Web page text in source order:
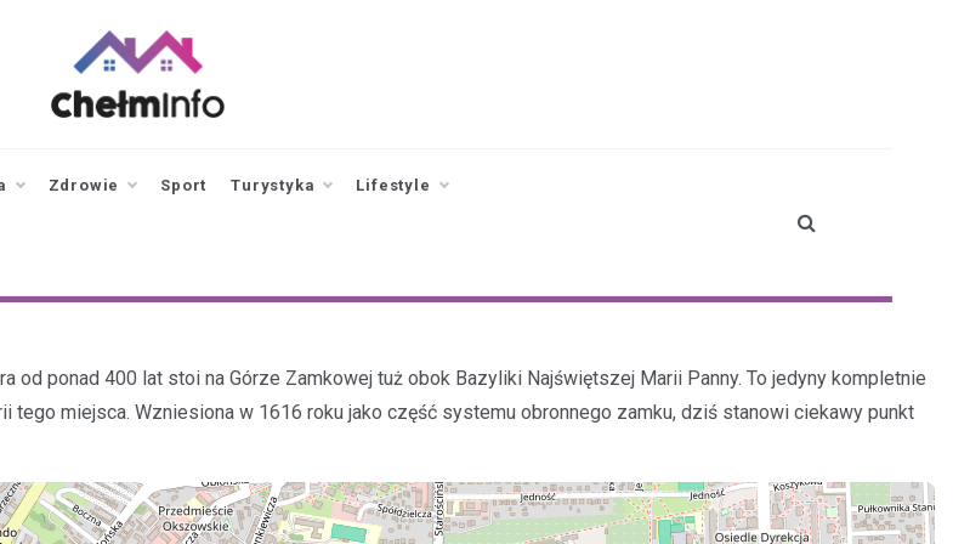
Zdrowie Sport Turystyka Lifestyle
od ponad 400 lat stoi na Górze Zamkowej tuż obok Bazyliki Najświętszej Marii Panny. To jedyny kompletnie
miejsca. Wzniesiona w 1616 roku jako część systemu obronnego zamku, dziś stanowi ciekawy punkt